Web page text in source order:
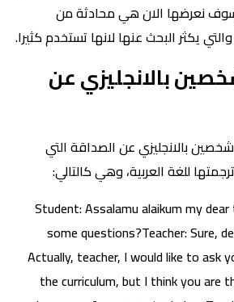
نعرضها الان هي محادثة من
يكثر البحث عنها لانها تستخدم كثيرا.
بالانجليزي عن
بالانجليزي عن الصداقة التي
للغة العربية، وهي كالتالي:
Student: Assalamu alaikum my
some questions?Teacher: Sure,
Actually, teacher, I would like to ask
the curriculum, but I think you are